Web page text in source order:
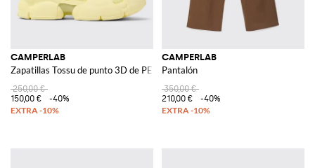
CAMPERLAB
Zapatillas Tossu de punto 3D de PET reciclado
250,00 €
150,00 €
-40%
CAMPERLAB
Pantalón
350,00 €
210,00 €
-40%